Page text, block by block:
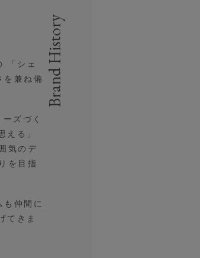
Brand History
「シェ
を兼ね備
ズづく
える」
気のデ
を目指
も仲間に
てきま